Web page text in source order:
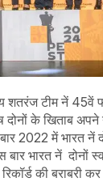
शतरंज टीम नें 45वें
के खिताब अपने
2022 में भारत नें
भारत नें दोनों
की बराबरी कर